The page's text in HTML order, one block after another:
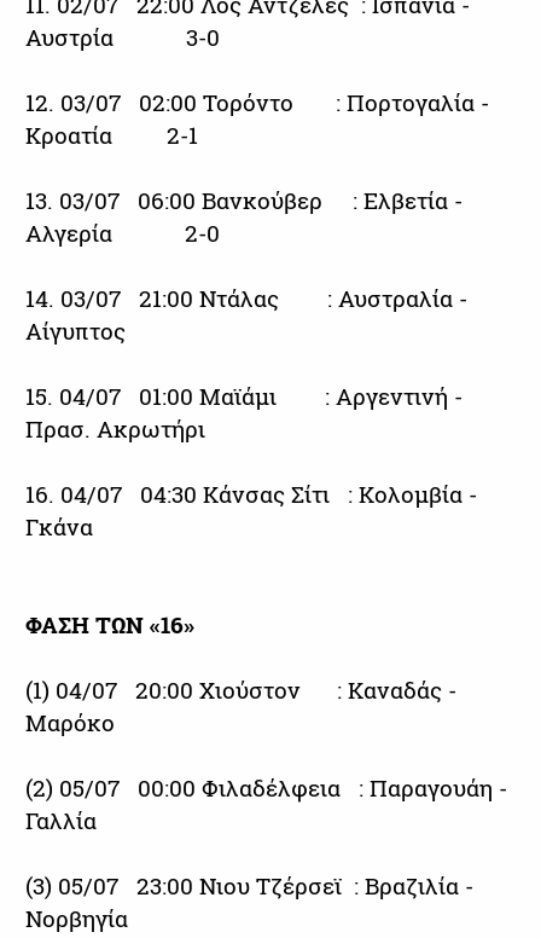
Αυστρία 3-0
12. 03/07 02:00 Τορόντο : Πορτογαλία -
Κροατία 2-1
13. 03/07 06:00 Βανκούβερ : Ελβετία -
Αλγερία 2-0
14. 03/07 21:00 Ντάλας : Αυστραλία -
Αίγυπτος
15. 04/07 01:00 Μαϊάμι : Αργεντινή -
Πρασ. Ακρωτήρι
16. 04/07 04:30 Κάνσας Σίτι : Κολομβία -
Γκάνα
ΦΑΣΗ ΤΩΝ «16»
(1) 04/07 20:00 Χιούστον : Καναδάς -
Μαρόκο
(2) 05/07 00:00 Φιλαδέλφεια : Παραγουάη -
Γαλλία
(3) 05/07 23:00 Νιου Τζέρσεϊ : Βραζιλία -
Νορβηγία